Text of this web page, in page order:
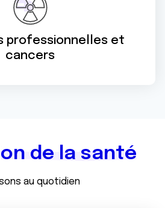
professionnelles et
cancers
de la santé
au quotidien